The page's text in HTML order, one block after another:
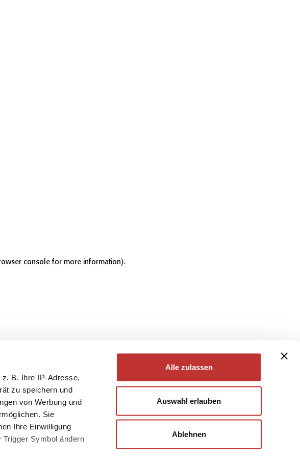
B. Ihre IP-Adresse,
zu speichern und
von Werbung und
Sie
Ihre Einwilligung
Symbol ändern
Alle zulassen
Auswahl erlauben
Ablehnen
console for more information).